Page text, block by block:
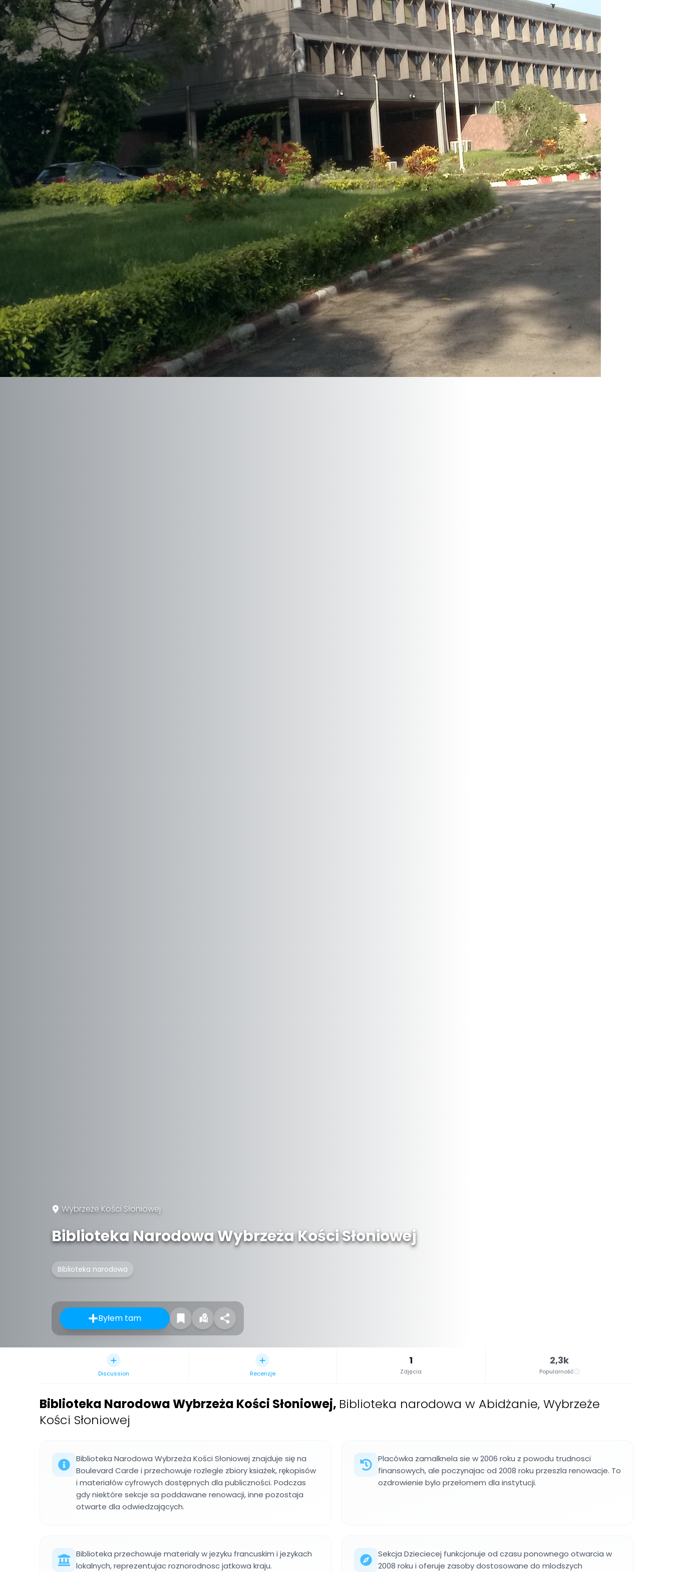
Wybrzeże Kości Słoniowej
Biblioteka Narodowa Wybrzeża Kości Słoniowej
Biblioteka narodowa
Byłem tam
Discussion Recenzje
1
Zdjęcia
2,3k
Popularność
Biblioteka Narodowa Wybrzeża Kości Słoniowej, Biblioteka narodowa w Abidżanie, Wybrzeże
Kości Słoniowej
Biblioteka Narodowa Wybrzeża Kości Słoniowej znajduje się na
Boulevard Carde i przechowuje rozlegle zbiory ksiażek, rękopisów
i materiałów cyfrowych dostępnych dla publiczności. Podczas
gdy niektóre sekcje sa poddawane renowacji, inne pozostaja
otwarte dla odwiedzających.
Placówka zamalknela sie w 2006 roku z powodu trudnosci
finansowych, ale poczynajac od 2008 roku przeszla renowacje. To
ozdrowienie bylo przełomem dla instytucji.
Biblioteka przechowuje materialy w jezyku francuskim i jezykach
lokalnych, reprezentujac roznorodnosc jatkowa kraju.
Sekcja Dzieciecej funkcjonuje od czasu ponownego otwarcia w
2008 roku i oferuje zasoby dostosowane do mlodszych